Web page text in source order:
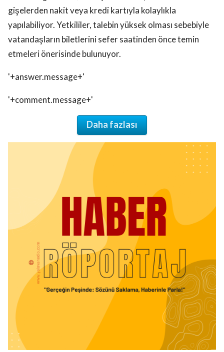
gişelerden nakit veya kredi kartıyla kolaylıkla
yapılabiliyor. Yetkililer, talebin yüksek olması sebebiyle
vatandaşların biletlerini sefer saatinden önce temin
etmeleri önerisinde bulunuyor.
'+answer.message+'
'+comment.message+'
Daha fazlası